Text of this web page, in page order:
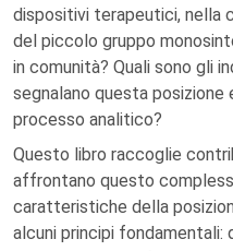
dispositivi terapeutici, nella
del piccolo gruppo
in comunità? Quali sono gli
segnalano questa posizione
processo analitico?
Questo libro raccoglie
affrontano questo
caratteristiche della
alcuni principi fondamentali: